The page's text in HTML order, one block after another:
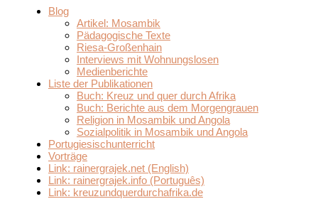
Blog
Artikel: Mosambik
Pädagogische Texte
Riesa-Großenhain
Interviews mit Wohnungslosen
Medienberichte
Liste der Publikationen
Buch: Kreuz und quer durch Afrika
Buch: Berichte aus dem Morgengrauen
Religion in Mosambik und Angola
Sozialpolitik in Mosambik und Angola
Portugiesischunterricht
Vorträge
Link: rainergrajek.net (English)
Link: rainergrajek.info (Português)
Link: kreuzundquerdurchafrika.de